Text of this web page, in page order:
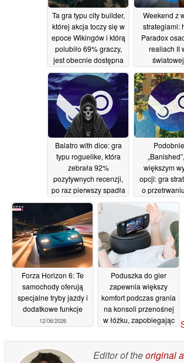
Ta gra typu city builder,
której akcja toczy się w
epoce Wikingów i którą
polubiło 69% graczy,
jest obecnie dostępna
na platformie Steam z
70-procentową zniżką
13/06/2026
Weekend z
strategiami:
Paradox
realiach II
tymczasowo
za darmo na
12/06/
Balatro with dice: gra
typu roguelike, która
zebrała 92%
pozytywnych recenzji,
po raz pierwszy spadła
na Steamie do ceny
5,60 USD12/06/2026
większym
opcji: gra
o
pierwszy
Steamie
dolarów12/
Forza Horizon 6: Te
samochody oferują
specjalne tryby jazdy i
dodatkowe funkcje
12/06/2026
Poduszka do gier
zapewnia większy
komfort podczas grania
na konsoli przenośnej
w łóżku, zapobiegając
Editor of theoriginal